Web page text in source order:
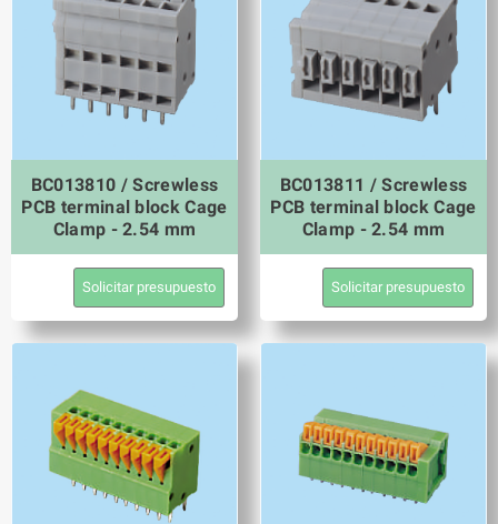
BC013810 / Screwless
PCB terminal block Cage
Clamp - 2.54 mm
Solicitar presupuesto
BC013811 / Screwless
PCB terminal block Cage
Clamp - 2.54 mm
Solicitar presupuesto